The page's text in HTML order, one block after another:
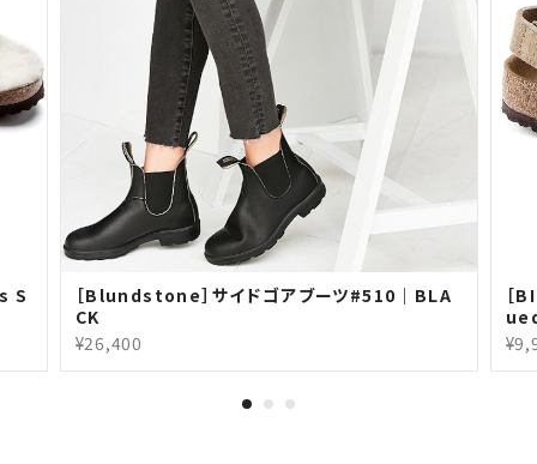
S
［Blundstone］サイドゴアブーツ#510｜BLA
CK
¥26,400
［